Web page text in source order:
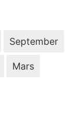
September
Mars